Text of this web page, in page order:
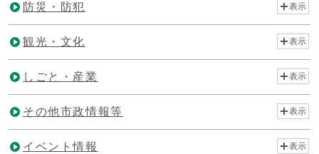
防災・防犯 表示
観光・文化 表示
しごと・産業 表示
その他市政情報等 表示
イベント情報 表示